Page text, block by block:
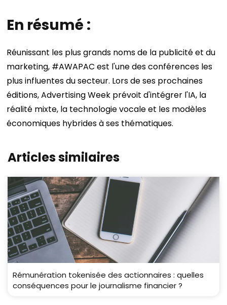
En résumé :
Réunissant les plus grands noms de la publicité et du
marketing, #AWAPAC est l'une des conférences les
plus influentes du secteur. Lors de ses prochaines
éditions, Advertising Week prévoit d'intégrer l'IA, la
réalité mixte, la technologie vocale et les modèles
économiques hybrides à ses thématiques.
Articles similaires
Rémunération tokenisée des actionnaires : quelles
conséquences pour le journalisme financier ?